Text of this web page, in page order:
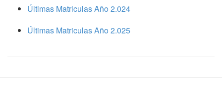
Últimas Matriculas Año 2.024
Últimas Matriculas Año 2.025